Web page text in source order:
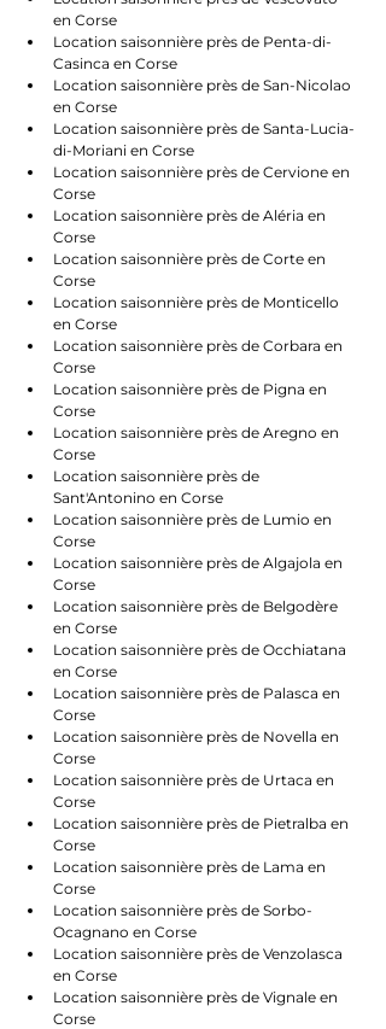
en Corse
Location saisonnière près de Penta-di-
Casinca en Corse
Location saisonnière près de San-Nicolao
en Corse
Location saisonnière près de Santa-Lucia-
di-Moriani en Corse
Location saisonnière près de Cervione en
Corse
Location saisonnière près de Aléria en
Corse
Location saisonnière près de Corte en
Corse
Location saisonnière près de Monticello
en Corse
Location saisonnière près de Corbara en
Corse
Location saisonnière près de Pigna en
Corse
Location saisonnière près de Aregno en
Corse
Location saisonnière près de
Sant'Antonino en Corse
Location saisonnière près de Lumio en
Corse
Location saisonnière près de Algajola en
Corse
Location saisonnière près de Belgodère
en Corse
Location saisonnière près de Occhiatana
en Corse
Location saisonnière près de Palasca en
Corse
Location saisonnière près de Novella en
Corse
Location saisonnière près de Urtaca en
Corse
Location saisonnière près de Pietralba en
Corse
Location saisonnière près de Lama en
Corse
Location saisonnière près de Sorbo-
Ocagnano en Corse
Location saisonnière près de Venzolasca
en Corse
Location saisonnière près de Vignale en
Corse